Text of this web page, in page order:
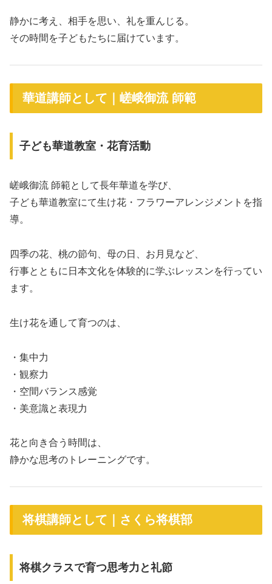
静かに考え、相手を思い、礼を重んじる。
その時間を子どもたちに届けています。
華道講師として｜嵯峨御流 師範
子ども華道教室・花育活動
嵯峨御流 師範として長年華道を学び、
子ども華道教室にて生け花・フラワーアレンジメントを指
導。
四季の花、桃の節句、母の日、お月見など、
行事とともに日本文化を体験的に学ぶレッスンを行ってい
ます。
生け花を通して育つのは、
・集中力
・観察力
・空間バランス感覚
・美意識と表現力
花と向き合う時間は、
静かな思考のトレーニングです。
将棋講師として｜さくら将棋部
将棋クラスで育つ思考力と礼節